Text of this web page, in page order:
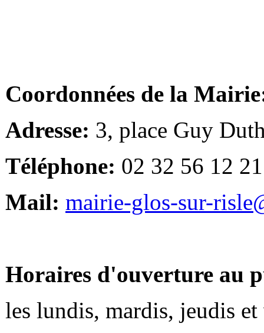
Coordonnées de la
Adresse: 3, place Guy
Téléphone: 02 32 56 12 21
Mail: mairie-glos-sur-
Horaires d'ouverture au
les lundis, mardis, jeudis et